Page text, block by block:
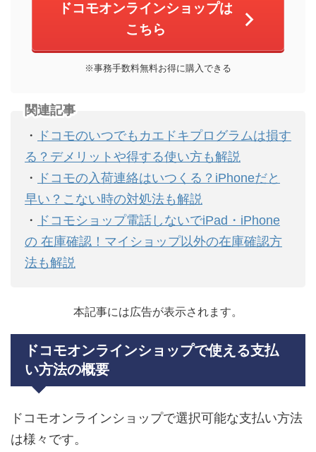
ドコモオンラインショップは
こちら
※事務手数料無料お得に購入できる
関連記事
・
ドコモのいつでもカエドキプログラムは損す
る？デメリットや得する使い方も解説
・
ドコモの入荷連絡はいつくる？iPhoneだと
早い？こない時の対処法も解説
・
ドコモショップ電話しないでiPad・iPhone
の 在庫確認！マイショップ以外の在庫確認方
法も解説
本記事には広告が表示されます。
ドコモオンラインショップで使える支払
い方法の概要
ドコモオンラインショップで選択可能な支払い方法
は様々です。